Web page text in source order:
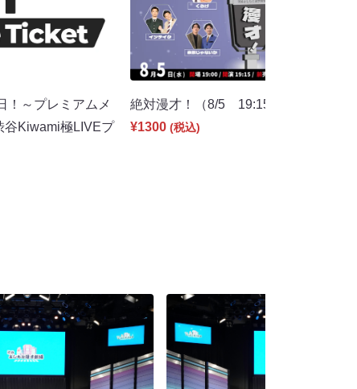
！～プレミアムメ
谷Kiwami極LIVEプ
絶対漫才！（8/5 19:15）
¥1300 (税込)